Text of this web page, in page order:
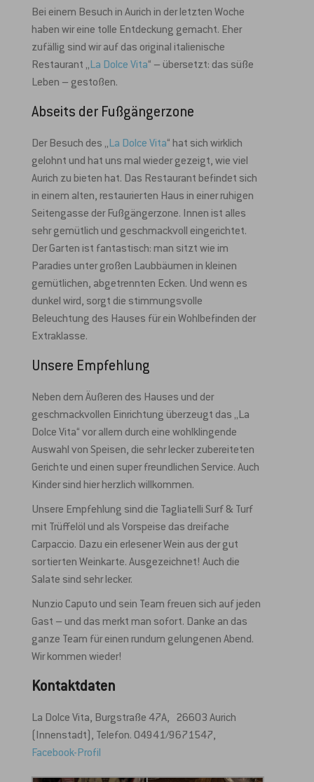
Bei einem Besuch in Aurich in der letzten Woche
haben wir eine tolle Entdeckung gemacht. Eher
zufällig sind wir auf das original italienische
Restaurant „La Dolce Vita“ – übersetzt: das süße
Leben – gestoßen.
Abseits der Fußgängerzone
Der Besuch des „La Dolce Vita“ hat sich wirklich
gelohnt und hat uns mal wieder gezeigt, wie viel
Aurich zu bieten hat. Das Restaurant befindet sich
in einem alten, restaurierten Haus in einer ruhigen
Seitengasse der Fußgängerzone. Innen ist alles
sehr gemütlich und geschmackvoll eingerichtet.
Der Garten ist fantastisch: man sitzt wie im
Paradies unter großen Laubbäumen in kleinen
gemütlichen, abgetrennten Ecken. Und wenn es
dunkel wird, sorgt die stimmungsvolle
Beleuchtung des Hauses für ein Wohlbefinden der
Extraklasse.
Unsere Empfehlung
Neben dem Äußeren des Hauses und der
geschmackvollen Einrichtung überzeugt das „La
Dolce Vita“ vor allem durch eine wohlklingende
Auswahl von Speisen, die sehr lecker zubereiteten
Gerichte und einen super freundlichen Service. Auch
Kinder sind hier herzlich willkommen.
Unsere Empfehlung sind die Tagliatelli Surf & Turf
mit Trüffelöl und als Vorspeise das dreifache
Carpaccio. Dazu ein erlesener Wein aus der gut
sortierten Weinkarte. Ausgezeichnet! Auch die
Salate sind sehr lecker.
Nunzio Caputo und sein Team freuen sich auf jeden
Gast – und das merkt man sofort. Danke an das
ganze Team für einen rundum gelungenen Abend.
Wir kommen wieder!
Kontaktdaten
La Dolce Vita, Burgstraße 47A, 26603 Aurich
(Innenstadt), Telefon. 04941/9671547,
Facebook-Profil